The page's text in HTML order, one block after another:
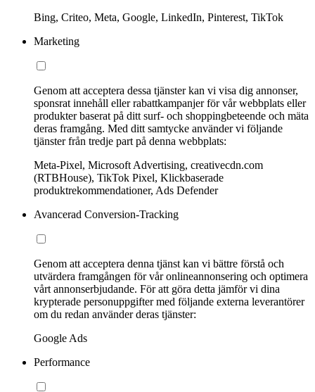
Bing, Criteo, Meta, Google, LinkedIn, Pinterest, TikTok
Marketing
Genom att acceptera dessa tjänster kan vi visa dig annonser,
sponsrat innehåll eller rabattkampanjer för vår webbplats eller
produkter baserat på ditt surf- och shoppingbeteende och mäta
deras framgång. Med ditt samtycke använder vi följande
tjänster från tredje part på denna webbplats:
Meta-Pixel, Microsoft Advertising, creativecdn.com
(RTBHouse), TikTok Pixel, Klickbaserade
produktrekommendationer, Ads Defender
Avancerad Conversion-Tracking
Genom att acceptera denna tjänst kan vi bättre förstå och
utvärdera framgången för vår onlineannonsering och optimera
vårt annonserbjudande. För att göra detta jämför vi dina
krypterade personuppgifter med följande externa leverantörer
om du redan använder deras tjänster:
Google Ads
Performance